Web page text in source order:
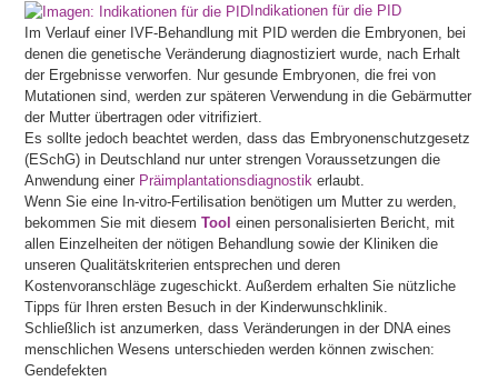
Indikationen für die PID
Im Verlauf einer IVF-Behandlung mit PID werden die Embryonen, bei
denen die genetische Veränderung diagnostiziert wurde, nach Erhalt
der Ergebnisse verworfen. Nur gesunde Embryonen, die frei von
Mutationen sind, werden zur späteren Verwendung in die Gebärmutter
der Mutter übertragen oder vitrifiziert.
Es sollte jedoch beachtet werden, dass das Embryonenschutzgesetz
(ESchG) in Deutschland nur unter strengen Voraussetzungen die
Anwendung einer Präimplantationsdiagnostik erlaubt.
Wenn Sie eine In-vitro-Fertilisation benötigen um Mutter zu werden,
bekommen Sie mit diesemTool einen personalisierten Bericht, mit
allen Einzelheiten der nötigen Behandlung sowie der Kliniken die
unseren Qualitätskriterien entsprechen und deren
Kostenvoranschläge zugeschickt. Außerdem erhalten Sie nützliche
Tipps für Ihren ersten Besuch in der Kinderwunschklinik.
Schließlich ist anzumerken, dass Veränderungen in der DNA eines
menschlichen Wesens unterschieden werden können zwischen:
Gendefekten